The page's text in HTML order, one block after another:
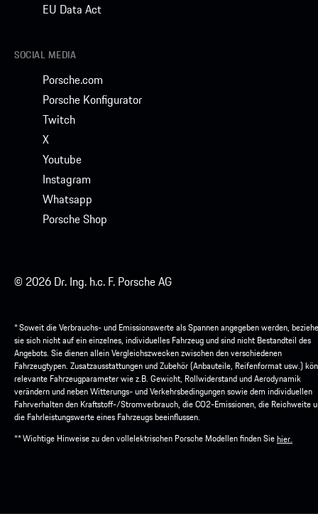
EU Data Act
SOCIAL MEDIA
Porsche.com
Porsche Konfigurator
Twitch
X
Youtube
Instagram
Whatsapp
Porsche Shop
© 2026 Dr. Ing. h.c. F. Porsche AG
* Soweit die Verbrauchs- und Emissionswerte als Spannen angegeben werden,
sie sich nicht auf ein einzelnes, individuelles Fahrzeug und sind nicht Bestandteil des
Angebots. Sie dienen allein Vergleichszwecken zwischen den verschiedenen
Fahrzeugtypen. Zusatzausstattungen und Zubehör (Anbauteile, Reifenformat usw.)
relevante Fahrzeugparameter wie z.B. Gewicht, Rollwiderstand und Aerodynamik
verändern und neben Witterungs- und Verkehrsbedingungen sowie dem individuellen
Fahrverhalten den Kraftstoff-/Stromverbrauch, die CO2-Emissionen, die Reichweite
die Fahrleistungswerte eines Fahrzeugs beeinflussen.
** Wichtige Hinweise zu den vollelektrischen Porsche Modellen finden Siehier.